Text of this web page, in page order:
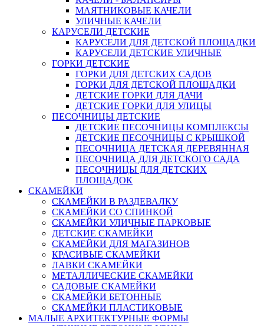
МАЯТНИКОВЫЕ КАЧЕЛИ
УЛИЧНЫЕ КАЧЕЛИ
КАРУСЕЛИ ДЕТСКИЕ
КАРУСЕЛИ ДЛЯ ДЕТСКОЙ ПЛОЩАДКИ
КАРУСЕЛИ ДЕТСКИЕ УЛИЧНЫЕ
ГОРКИ ДЕТСКИЕ
ГОРКИ ДЛЯ ДЕТСКИХ САДОВ
ГОРКИ ДЛЯ ДЕТСКОЙ ПЛОЩАДКИ
ДЕТСКИЕ ГОРКИ ДЛЯ ДАЧИ
ДЕТСКИЕ ГОРКИ ДЛЯ УЛИЦЫ
ПЕСОЧНИЦЫ ДЕТСКИЕ
ДЕТСКИЕ ПЕСОЧНИЦЫ КОМПЛЕКСЫ
ДЕТСКИЕ ПЕСОЧНИЦЫ С КРЫШКОЙ
ПЕСОЧНИЦА ДЕТСКАЯ ДЕРЕВЯННАЯ
ПЕСОЧНИЦА ДЛЯ ДЕТСКОГО САДА
ПЕСОЧНИЦЫ ДЛЯ ДЕТСКИХ
ПЛОЩАДОК
СКАМЕЙКИ
СКАМЕЙКИ В РАЗДЕВАЛКУ
СКАМЕЙКИ СО СПИНКОЙ
СКАМЕЙКИ УЛИЧНЫЕ ПАРКОВЫЕ
ДЕТСКИЕ СКАМЕЙКИ
СКАМЕЙКИ ДЛЯ МАГАЗИНОВ
КРАСИВЫЕ СКАМЕЙКИ
ЛАВКИ СКАМЕЙКИ
МЕТАЛЛИЧЕСКИЕ СКАМЕЙКИ
САДОВЫЕ СКАМЕЙКИ
СКАМЕЙКИ БЕТОННЫЕ
СКАМЕЙКИ ПЛАСТИКОВЫЕ
МАЛЫЕ АРХИТЕКТУРНЫЕ ФОРМЫ